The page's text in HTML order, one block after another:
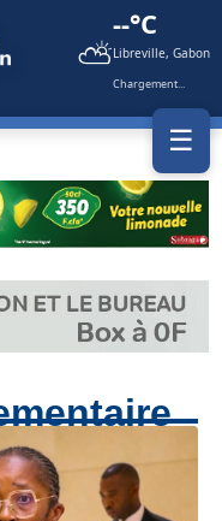
⛅
--°C
Libreville, Gabon
Chargement...
☰